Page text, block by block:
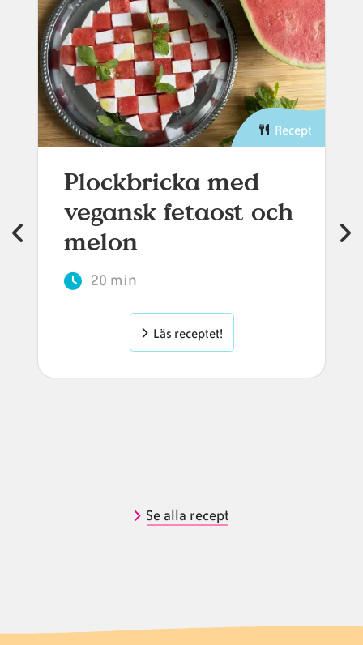
Recept
Plockbricka med
vegansk fetaost och
melon
20 min
Läs receptet!
Se alla recept